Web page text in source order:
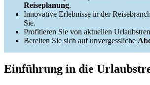
Reiseplanung.
Innovative Erlebnisse in der
Sie.
Profitieren Sie von aktuellen
Bereiten Sie sich auf unvergessliche
Einführung in die